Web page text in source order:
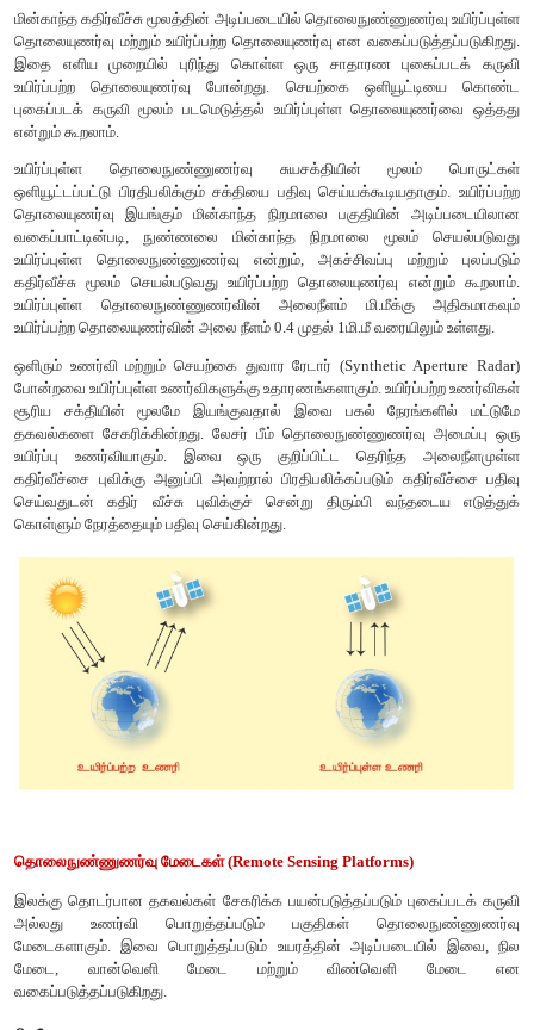
தகவல் ஈட்டல் (Information Extraction)பதிம மீட்டமைப்பு
முறைகள் கணினியின் மூலம் பதிமத்தை சரி செய்து
ஆய்வாளர்களுக்கு அளிக்கின்றன. மனிதன் இப்பணியை
அறிவுறுத்தி அவற்றின் மூலம் பெற்ப்பட்ட தகவல்களை மதிப்பீடு
பதிமத்தில் உள்ள தகவல்களை அடையாளம் கண்டு அவற்றின்
அறிதலே பதிம விவரணமாகும்.
விவரணம் செய்பவர் தொலைநுண்ணுணர்வு தரவுகளை
அடையாளம் கண்டு சுற்று சூழலின் முக்கியத்துவத்தை மதிப்பீடு
சூழலுக்கும் கலாச்சார காரணிகளுக்கும்
வெளிக்கொணர்வதே விவரணம் செய்தலின் முக்கிய
ஒரு பதிமத்தின் தரம் அவற்றில் உள்ள தகவல்களின்
அமைகிறது. மேலும் இது, கீழ்க்கண்டவைகளை பொறுத்தும்
• உணர்வியின் தன்மை
• படம் எடுக்கப்படும் பருவம் மற்றும் நாளின் நேரம்.
• வளிமண்டல விளைவுகள்.
• செயற்கைகோள் பதிமத்தின் பகுதிறன்.
• பதிம நகர்வு போன்றவை
தரவுகளை திறன்பட்ட முறையில் பயன்படுத்த பதிம விவரணம்
இலக்குகளை அடையாளம் கண்டு அவற்றை ஆய்வு
மூலக்கூறுகளான இழை நயம், வடிவம், அமைப்பு, பாங்கு,
தொலைநுண்ணுணர்வின் வகைகள்
மின்காந்த கதிர்வீச்சு மூலத்தின் அடிப்படையில்
தொலையுணர்வு மற்றும் உயிர்ப்பற்ற தொலையுணர்வு என